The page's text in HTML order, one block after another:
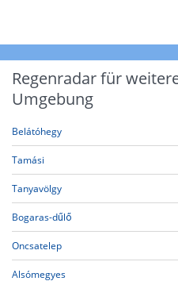
Regenradar für
Umgebung
Belátóhegy
Tamási
Tanyavölgy
Bogaras-dűlő
Oncsatelep
Alsómegyes